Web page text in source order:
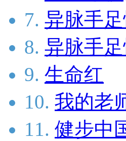
7. 异脉手
8. 异脉手
9. 生命红
10. 我的老
11. 健步中